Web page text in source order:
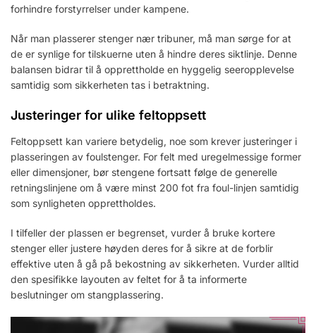
forhindre forstyrrelser under kampene.
Når man plasserer stenger nær tribuner, må man sørge for at
de er synlige for tilskuerne uten å hindre deres siktlinje. Denne
balansen bidrar til å opprettholde en hyggelig seeropplevelse
samtidig som sikkerheten tas i betraktning.
Justeringer for ulike feltoppsett
Feltoppsett kan variere betydelig, noe som krever justeringer i
plasseringen av foulstenger. For felt med uregelmessige former
eller dimensjoner, bør stengene fortsatt følge de generelle
retningslinjene om å være minst 200 fot fra foul-linjen samtidig
som synligheten opprettholdes.
I tilfeller der plassen er begrenset, vurder å bruke kortere
stenger eller justere høyden deres for å sikre at de forblir
effektive uten å gå på bekostning av sikkerheten. Vurder alltid
den spesifikke layouten av feltet for å ta informerte
beslutninger om stangplassering.